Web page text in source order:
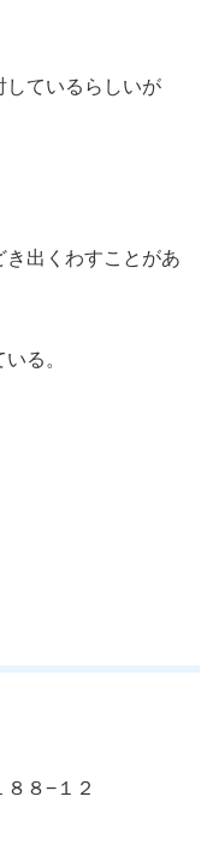
しているらしいが
出くわすことがあ
る。
８−１２